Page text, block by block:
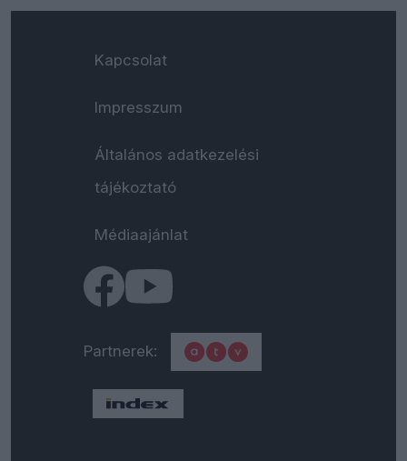
Kapcsolat
Impresszum
Általános adatkezelési
tájékoztató
Médiaajánlat
Partnerek: